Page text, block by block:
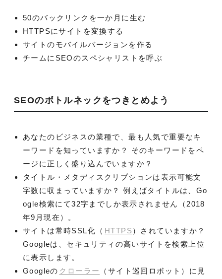
50のバックリンクを一か月に生む
HTTPSにサイトを変換する
サイトのモバイルバージョンを作る
チームにSEOのスペシャリストを呼ぶ
SEOのボトルネックをつきとめよう
あなたのビジネスの業種で、最も人気で重要なキ
ーワードを知っていますか？ そのキーワードをペ
ージに正しく盛り込んでいますか？
タイトル・メタディスクリプションは表示可能文
字数に収まっていますか？ 例えばタイトルは、Go
ogle検索にて32字までしか表示されません（2018
年9月現在）。
サイトは常時SSL化（ HTTPS）されていますか？
Googleは、セキュリティの高いサイトを検索上位
に表示します。
Googleの クローラー
（サイト巡回ロボット）に見